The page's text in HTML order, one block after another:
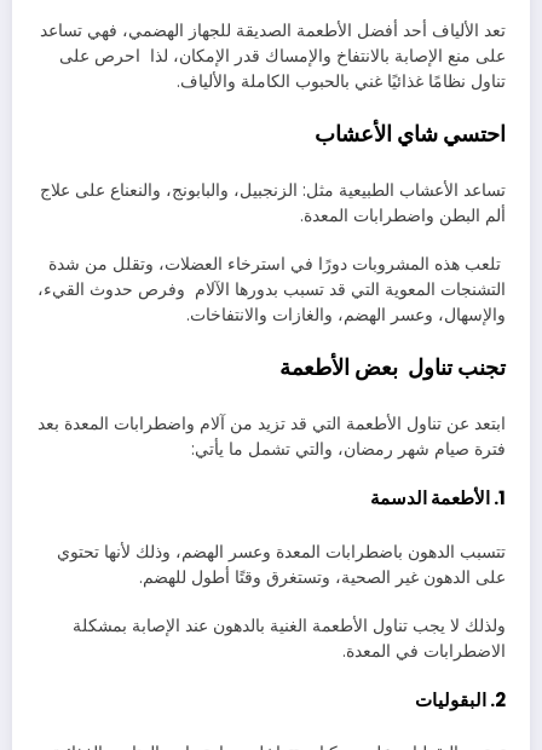
تعد الألياف أحد أفضل الأطعمة الصديقة للجهاز الهضمي، فهي تساعد
على منع الإصابة بالانتفاخ والإمساك قدر الإمكان، لذا احرص على
تناول نظامًا غذائيًا غني بالحبوب الكاملة والألياف.
احتسي شاي الأعشاب
تساعد الأعشاب الطبيعية مثل: الزنجبيل، والبابونج، والنعناع على علاج
ألم البطن واضطرابات المعدة.
تلعب هذه المشروبات دورًا في استرخاء العضلات، وتقلل من شدة
التشنجات المعوية التي قد تسبب بدورها الآلام وفرص حدوث القيء،
والإسهال، وعسر الهضم، والغازات والانتفاخات.
تجنب تناول بعض الأطعمة
ابتعد عن تناول الأطعمة التي قد تزيد من آلام واضطرابات المعدة بعد
فترة صيام شهر رمضان، والتي تشمل ما يأتي:
1. الأطعمة الدسمة
تتسبب الدهون باضطرابات المعدة وعسر الهضم، وذلك لأنها تحتوي
على الدهون غير الصحية، وتستغرق وقتًا أطول للهضم.
ولذلك لا يجب تناول الأطعمة الغنية بالدهون عند الإصابة بمشكلة
الاضطرابات في المعدة.
2. البقوليات